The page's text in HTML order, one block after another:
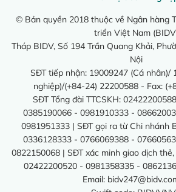
© Bản quyền 2018 thuộc về Ngân hàng
triển Việt Nam
Tháp BIDV, Số 194 Trần Quang Khải,
Nội
SĐT tiếp nhận: 19009247 (Cá nhân)/
nghiệp)/(+84-24) 22200588 - Fax:
SĐT Tổng đài TTCSKH:
0385190066 - 0981910333 -
0981951333 | SĐT gọi ra từ Chi nhánh
0336128333 - 0766069388 -
0822150068 | SĐT xác minh giao dịch
02422200520 - 0981358335 -
Email: